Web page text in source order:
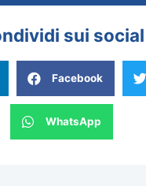
sui social
Facebook
WhatsApp